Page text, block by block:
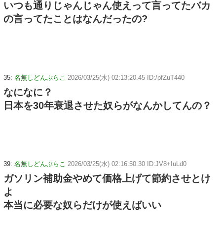
いつも通りじゃんじゃん使えって言ってたバカ
の言ってたことはなんだったの?
35: 名無しどんぶらこ 2026/03/25(水) 02:13:20.45 ID:/pfZuT440
なになに？
日本を30年衰退させた奴らがなんかしてんの？
39: 名無しどんぶらこ 2026/03/25(水) 02:16:50.30 ID:JV8+IuLd0
ガソリン補助金やめて価格上げて節約させとけ
よ
本当に必要な奴らだけが使えばいい